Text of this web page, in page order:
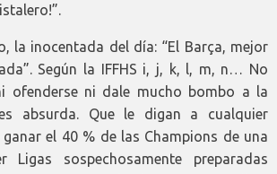
la inocentada del día: “El Barça, mejor
Según la IFFHS i, j, k, l, m, n… No
ofenderse ni dale mucho bombo a la
absurda. Que le digan a cualquier
el 40 % de las Champions de una
Ligas sospechosamente preparadas